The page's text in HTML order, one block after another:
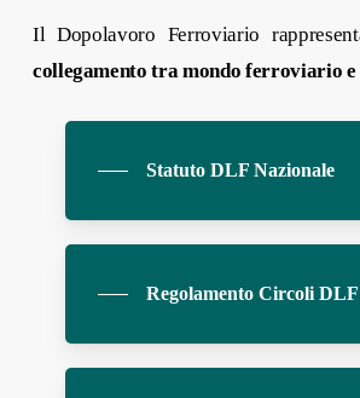
Il Dopolavoro Ferroviario
collegamento tra mondo ferroviario e
Statuto DLF Nazionale
Regolamento Circoli DLF